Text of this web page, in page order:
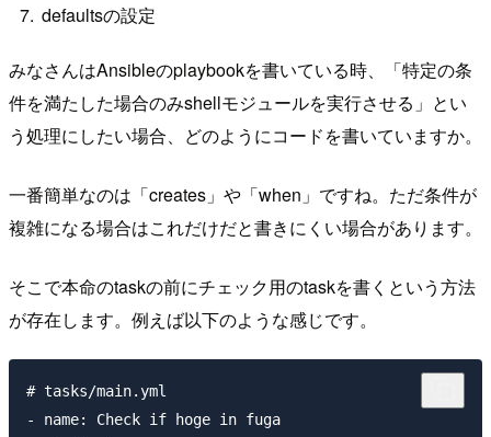
defaultsの設定
みなさんはAnsibleのplaybookを書いている時、「特定の条
件を満たした場合のみshellモジュールを実行させる」とい
う処理にしたい場合、どのようにコードを書いていますか。
一番簡単なのは「creates」や「when」ですね。ただ条件が
複雑になる場合はこれだけだと書きにくい場合があります。
そこで本命のtaskの前にチェック用のtaskを書くという方法
が存在します。例えば以下のような感じです。
# tasks/main.yml
- name: Check if hoge in fuga